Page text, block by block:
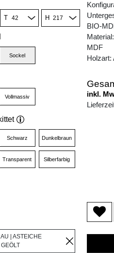
T H
Sockel
Vollmassiv
Schwarz Dunkelbraun
Transparent Silberfarbig
| ASTEICHE
BIO-
MDF
Holzart:
inkl.